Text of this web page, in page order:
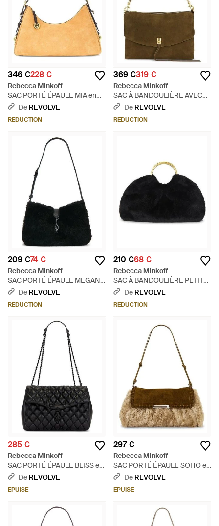
346 €228 €
Rebecca Minkoff
SAC PORTÉ ÉPAULE MIA en
Tan. - Multicolore
De REVOLVE
RÉDUCTION
369 €319 €
Rebecca Minkoff
SAC À BANDOULIÈRE AVEC
GLISSIÈRE DARREN LG en
Olive. - Marron
De REVOLVE
RÉDUCTION
209 €74 €
Rebecca Minkoff
SAC PORTÉ ÉPAULE MEGAN
en Black. - Noir
De REVOLVE
RÉDUCTION
210 €68 €
Rebecca Minkoff
SAC À BANDOULIÈRE PETIT
FORMAT MADELEINE en
Black. - Noir
De REVOLVE
RÉDUCTION
285 €
Rebecca Minkoff
SAC PORTÉ ÉPAULE BLISS en
Black. - Noir
De REVOLVE
ÉPUISÉ
297 €
Rebecca Minkoff
SAC PORTÉ ÉPAULE SOHO en
Brown. - Métallisé
De REVOLVE
ÉPUISÉ